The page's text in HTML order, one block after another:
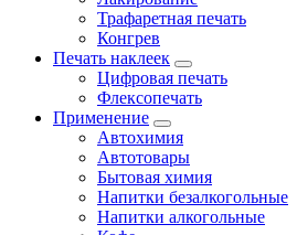
Трафаретная печать
Конгрев
Печать наклеек
Цифровая печать
Флексопечать
Применение
Автохимия
Автотовары
Бытовая химия
Напитки безалкогольные
Напитки алкогольные